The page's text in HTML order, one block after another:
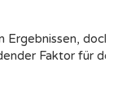
Ergebnissen, doch
Faktor für den